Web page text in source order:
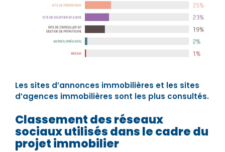
Les sites d’annonces immobilières et les sites
d’agences immobilières sont les plus consultés.
Classement des réseaux
sociaux utilisés dans le cadre du
projet immobilier